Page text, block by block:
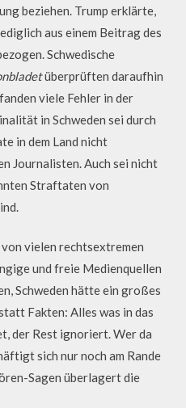
beziehen. Trump erklärte,
aus einem Beitrag des
Schwedische
überprüften daraufhin
viele Fehler in der
in Schweden sei durch
in dem Land nicht
Journalisten. Auch sei nicht
Straftaten von
vielen rechtsextremen
und freie Medienquellen
Schweden hätte ein großes
Fakten: Alles was in das
der Rest ignoriert. Wer da
sich nur noch am Rande
Sagen überlagert die